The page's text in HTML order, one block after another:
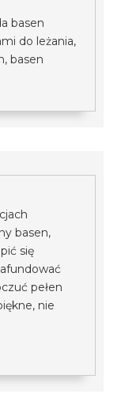
basen
do leżania,
basen
basen,
się
pełen
nie